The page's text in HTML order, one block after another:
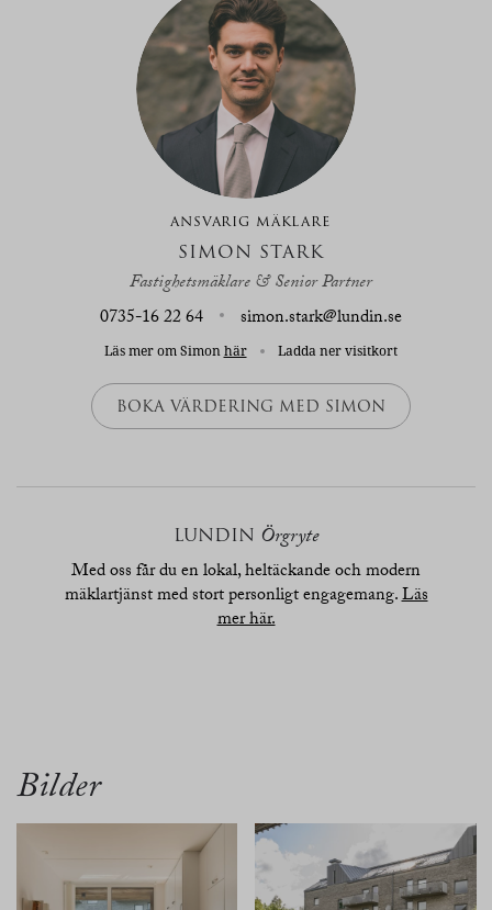
ANSVARIG MÄKLARE
SIMON STARK
Fastighetsmäklare & Senior Partner
0735-16 22 64
simon.stark@lundin.se
Läs mer om Simon här Ladda ner visitkort
BOKA VÄRDERING MED SIMON
LUNDIN Örgryte
Med oss får du en lokal, heltäckande och modern
mäklartjänst med stort personligt engagemang.Läs
mer här.
Bilder